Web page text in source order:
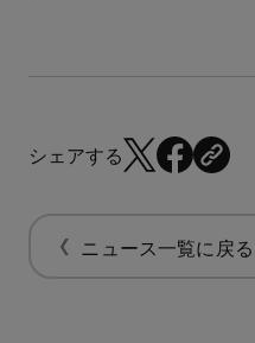
シェアする
ニュース一覧に戻る